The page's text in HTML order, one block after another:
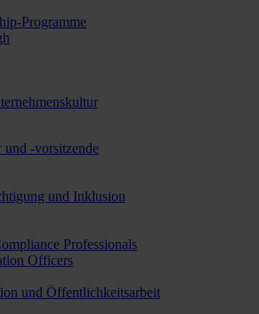
Programme
und -vorsitzende
und Inklusion
Professionals
Officers
und Öffentlichkeitsarbeit